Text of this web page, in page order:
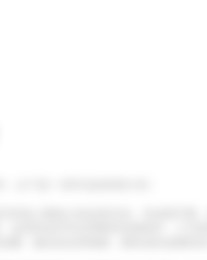
以下是一些常见的种类介绍：
间或人数较少的品茶活动。其桌面平整
这类茶桌常常采用榫卯结构制作，工艺
馨、融洽的品茶氛围。圆茶桌的桌腿有